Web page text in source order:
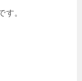
す。